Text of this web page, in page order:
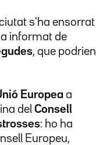
s'ha ensorrat
informat de
, que podrien
Europea a
del Consell
: ho ha
Europeu,